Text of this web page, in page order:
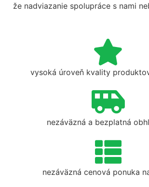
že nadviazanie spolupráce s nami
vysoká úroveň kvality
nezáväzná a bezplatná
nezáväzná cenová ponuka